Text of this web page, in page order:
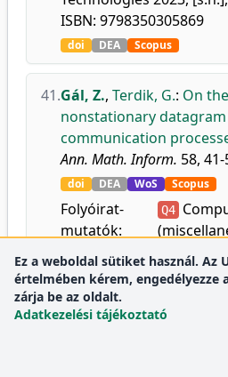
ISBN: 9798350305869
doi DEA Scopus
41.Gál, Z., Terdik, G.: On
nonstationary
communication
Ann. Math. Inform. 58,
doi DEA WoS Scopus
Folyóirat-
mutatók:
Q4
Iteration Number of
Ez a weboldal sütiket használ. Az
értelmében kérem, engedélyezze
zárja be az oldalt.
Adatkezelési tájékoztató